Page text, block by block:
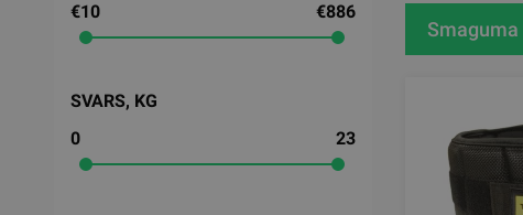
€10
€886
SVARS, KG
0
23